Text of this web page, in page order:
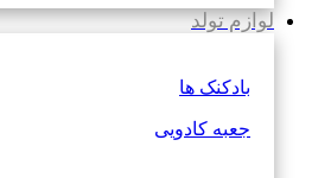
لوازم تولد
بادکنک ها
جعبه کادویی